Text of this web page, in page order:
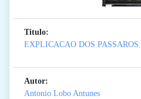
Titulo:
EXPLICACAO DOS PASSAROS.
Autor:
Antonio Lobo Antunes